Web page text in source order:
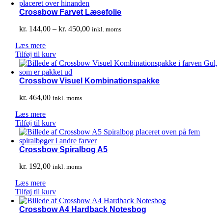
Crossbow Farvet Læsefolie
kr. 144,00 – kr. 450,00Prisinterval:
inkl. moms
Læs mere
Tilføj til kurv
Crossbow Visuel Kombinationspakke
kr. 464,00 inkl. moms
Læs mere
Tilføj til kurv
Crossbow Spiralbog A5
kr. 192,00 inkl. moms
Læs mere
Tilføj til kurv
Crossbow A4 Hardback Notesbog